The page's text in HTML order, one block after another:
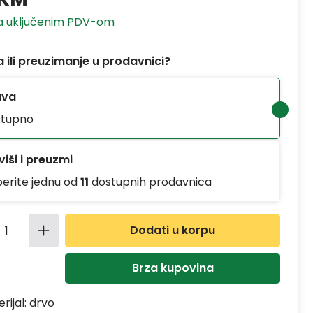
uključenim PDV-om
ili preuzimanje u prodavnici?
i preuzmi
jednu od11 dostupnih prodavnica
proizvoda: Unesite željenu
Dodati u korpu
Brza kupovina
drvo